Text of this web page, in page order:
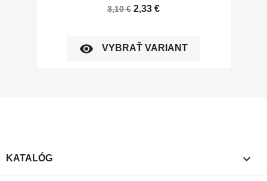
3,10 € 2,33 €
visibility VYBRAŤ VARIANT
KATALÓG 